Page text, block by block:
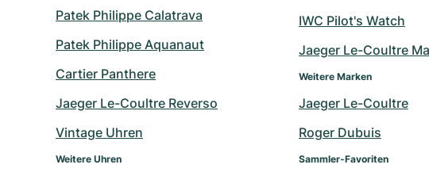
Patek Philippe Calatrava
Patek Philippe Aquanaut
Cartier Panthere
Jaeger Le-Coultre Reverso
Vintage Uhren
Weitere Uhren
IWC Pilot's Watch
Jaeger Le-Coultre
Weitere Marken
Jaeger Le-Coultre
Roger Dubuis
Sammler-Favoriten